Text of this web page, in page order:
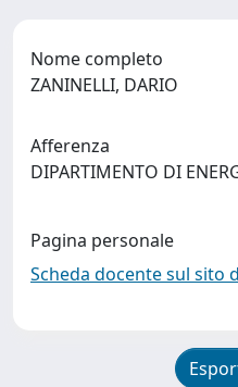
Nome completo
ZANINELLI, DARIO
Afferenza
DIPARTIMENTO DI
Pagina personale
Scheda docente sul sito